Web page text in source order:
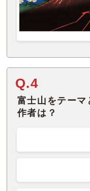
Q.4
富士山をテー
作者は？